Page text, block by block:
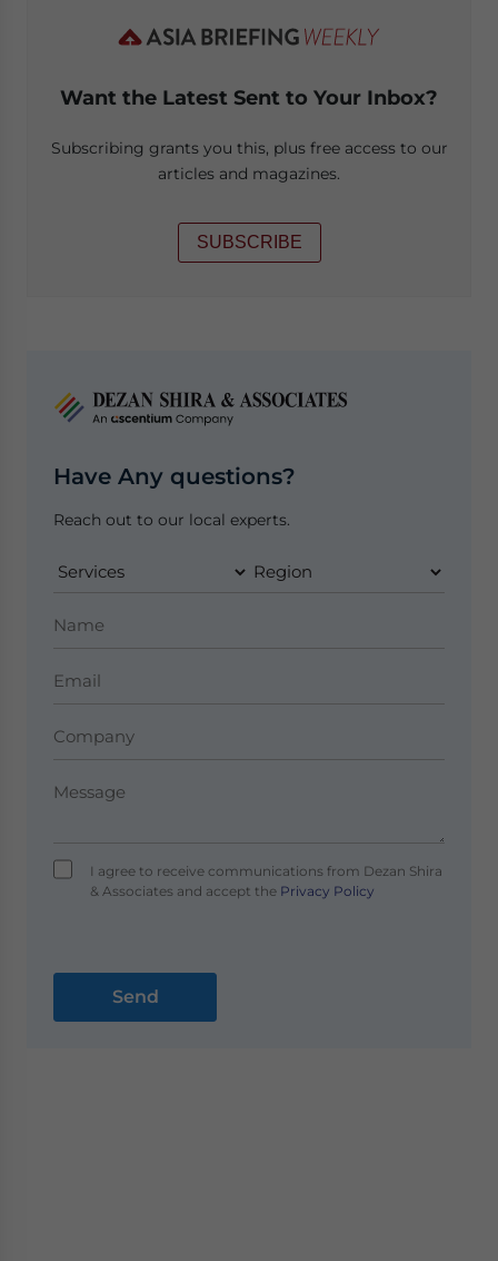
Want the Latest Sent to Your Inbox?
Subscribing grants you this, plus free access to our
articles and magazines.
SUBSCRIBE
Have Any questions?
Reach out to our local experts.
I agree to receive communications from Dezan Shira
& Associates and accept thePrivacy Policy